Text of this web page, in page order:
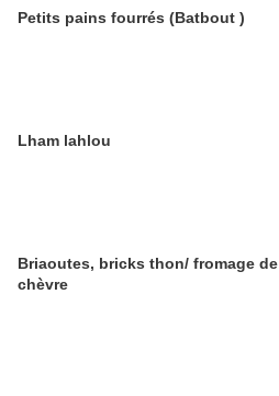
Petits pains fourrés (Batbout )
Lham lahlou
Briaoutes, bricks thon/ fromage de
chèvre